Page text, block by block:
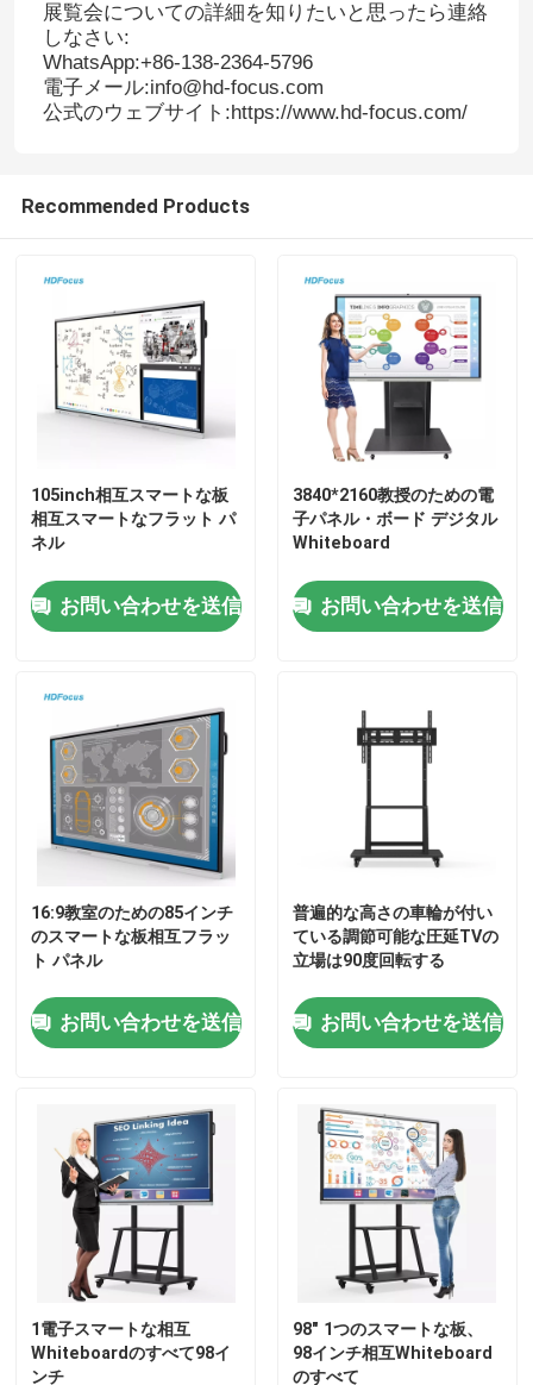
家
プロダクト
私達について
工場旅行
品質管理
引用を要求しなさい
相互スマートな板
55インチのスマートな板
65インチのスマートな板
展覧会についての詳細を知りたいと思ったら連絡
しなさい:
WhatsApp:+86-138-2364-5796
電子メール:info@hd-focus.com
公式のウェブサイト:https://www.hd-focus.com/
Recommended Products
105inch相互スマートな板
相互スマートなフラット パ
ネル
お問い合わせを送信
3840*2160教授のための電
子パネル・ボード デジタル
Whiteboard
お問い合わせを送信
16:9教室のための85インチ
のスマートな板相互フラッ
ト パネル
お問い合わせを送信
普遍的な高さの車輪が付い
ている調節可能な圧延TVの
立場は90度回転する
お問い合わせを送信
1電子スマートな相互
Whiteboardのすべて98イ
ンチ
98" 1つのスマートな板、
98インチ相互Whiteboard
のすべて